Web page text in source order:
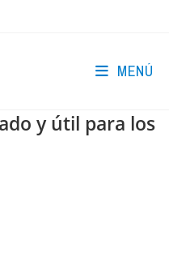
MENÚ
y útil para los